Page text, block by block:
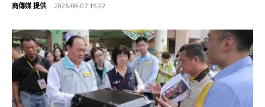
商傳媒 提供 - 2026-08-07 15:22